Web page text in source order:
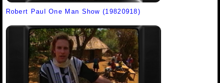
Robert Paul One Man Show (19820918)